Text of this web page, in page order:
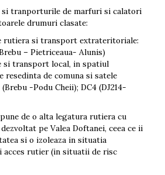
tranporturile de marfuri si calatori
drumuri clasate:
rutiera si transport extrateritoriale:
– Pietriceaua- Alunis)
si transport local, in spatiul
resedinta de comuna si satele
-Podu Cheii); DC4 (DJ214-
de o alta legatura rutiera cu
pe Valea Doftanei, ceea ce ii
si o izoleaza in situatia
rutier (in situatii de risc